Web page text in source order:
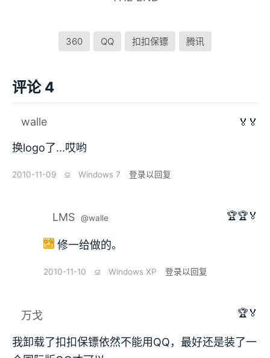
360 QQ 扣扣保镖 腾讯
评论 4
walle 🏅🏅
换logo了...哎哟
2010-11-09 ⫑ Windows 7 登录以回复
LMS @walle 🏆🏆🏅
修一给做的。
2010-11-10 ⫑ Windows XP 登录以回复
万戈 🏆🏅
我卸载了扣扣保镖依然不能用QQ，最好还是装了一